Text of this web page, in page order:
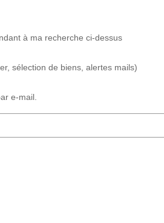
à ma recherche ci-dessus
sélection de biens, alertes mails)
e-mail.